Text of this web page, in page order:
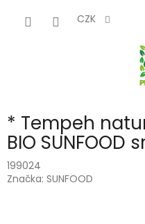
CZK
* Tempeh
BIO SUNFOOD
199024
Značka: SUNFOOD